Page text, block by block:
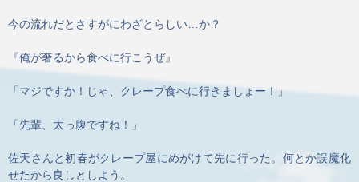
今の流れだとさすがにわざとらしい…か？
『俺が奢るから食べに行こうぜ』
「マジですか！じゃ、クレープ食べに行きましょー！」
「先輩、太っ腹ですね！」
佐天さんと初春がクレープ屋にめがけて先に行った。何とか誤魔化
せたから良しとしよう。